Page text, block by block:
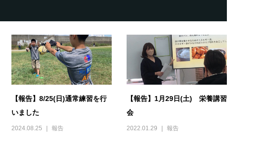
【報告】8/25(日)通常練習を行
いました
2024.08.25 報告
【報告】1月29日(土) 栄養講習
会
2022.01.29 報告